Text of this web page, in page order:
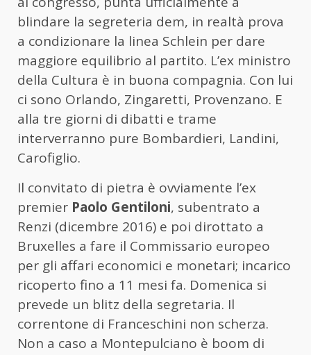
blindare la segreteria dem, in realtà prova
a condizionare la linea Schlein per dare
maggiore equilibrio al partito. L’ex ministro
della Cultura è in buona compagnia. Con lui
ci sono Orlando, Zingaretti, Provenzano. E
alla tre giorni di dibatti e trame
interverranno pure Bombardieri, Landini,
Carofiglio.
Il convitato di pietra è ovviamente l’ex
premier Paolo Gentiloni, subentrato a
Renzi (dicembre 2016) e poi dirottato a
Bruxelles a fare il Commissario europeo
per gli affari economici e monetari; incarico
ricoperto fino a 11 mesi fa. Domenica si
prevede un blitz della segretaria. Il
correntone di Franceschini non scherza.
Non a caso a Montepulciano è boom di